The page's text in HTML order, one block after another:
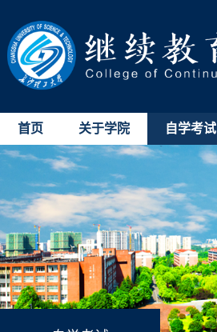
首页 关于学院 自学考试